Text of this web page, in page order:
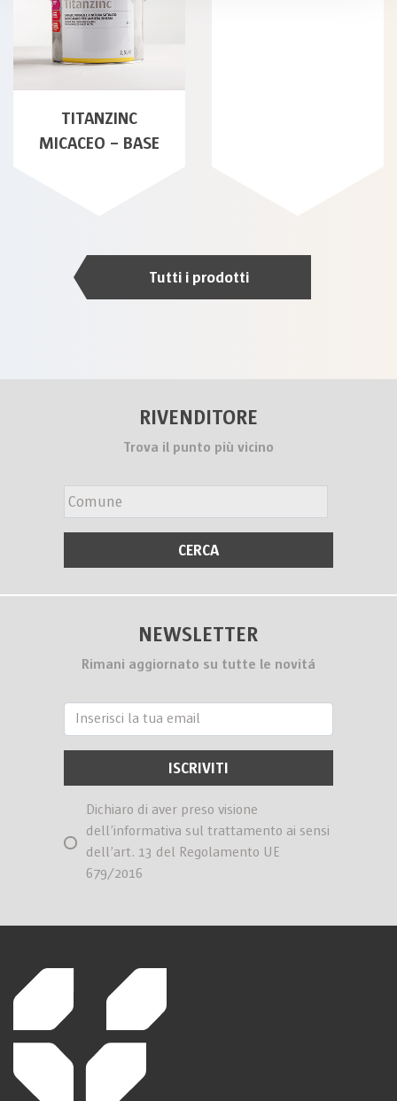
TITANZINC
MICACEO – BASE
Tutti i prodotti
RIVENDITORE
Trova il punto più vicino
NEWSLETTER
Rimani aggiornato su tutte le novitá
Dichiaro di aver preso visione
dell’informativa sul trattamento ai sensi
dell’art. 13 del Regolamento UE
679/2016